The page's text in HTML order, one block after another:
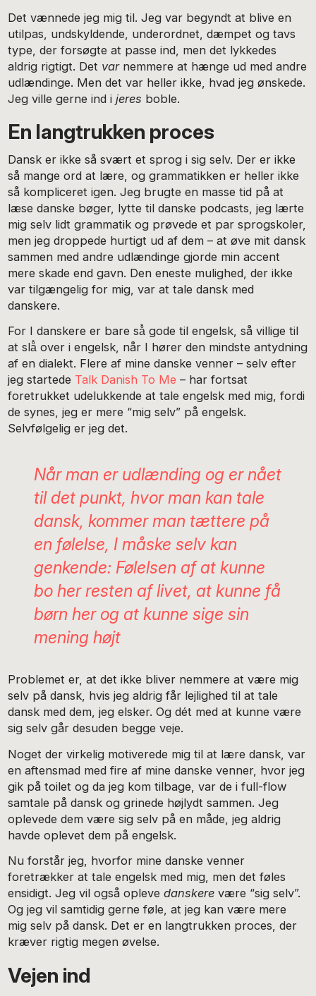
Det vænnede jeg mig til. Jeg var begyndt at blive en
utilpas, undskyldende, underordnet, dæmpet og tavs
type, der forsøgte at passe ind, men det lykkedes
aldrig rigtigt. Det var nemmere at hænge ud med andre
udlændinge. Men det var heller ikke, hvad jeg ønskede.
Jeg ville gerne ind ijeres boble.
En langtrukken proces
Dansk er ikke så svært et sprog i sig selv. Der er ikke
så mange ord at lære, og grammatikken er heller ikke
så kompliceret igen. Jeg brugte en masse tid på at
læse danske bøger, lytte til danske podcasts, jeg lærte
mig selv lidt grammatik og prøvede et par sprogskoler,
men jeg droppede hurtigt ud af dem – at øve mit dansk
sammen med andre udlændinge gjorde min accent
mere skade end gavn. Den eneste mulighed, der ikke
var tilgængelig for mig, var at tale dansk med
danskere.
For I danskere er bare så̊ gode til engelsk, så villige til
at slå̊ over i engelsk, når I hører den mindste antydning
af en dialekt. Flere af mine danske venner – selv efter
jeg startede Talk Danish To Me – har fortsat
foretrukket udelukkende at tale engelsk med mig, fordi
de synes, jeg er mere “mig selv” på engelsk.
Selvfølgelig er jeg det.
Når man er udlænding og er nået
til det punkt, hvor man kan tale
dansk, kommer man tættere på
en følelse, I måske selv kan
genkende: Følelsen af at kunne
bo her resten af livet, at kunne få
børn her og at kunne sige sin
mening højt
Problemet er, at det ikke bliver nemmere at være mig
selv på dansk, hvis jeg aldrig får lejlighed til at tale
dansk med dem, jeg elsker. Og dét med at kunne være
sig selv går desuden begge veje.
Noget der virkelig motiverede mig til at lære dansk, var
en aftensmad med fire af mine danske venner, hvor jeg
gik på toilet og da jeg kom tilbage, var de i full-flow
samtale på dansk og grinede højlydt sammen. Jeg
oplevede dem være sig selv på en måde, jeg aldrig
havde oplevet dem på engelsk.
Nu forstår jeg, hvorfor mine danske venner
foretrækker at tale engelsk med mig, men det føles
ensidigt. Jeg vil også oplevedanskere være “sig selv”.
Og jeg vil samtidig gerne føle, at jeg kan være mere
mig selv på dansk. Det er en langtrukken proces, der
kræver rigtig megen øvelse.
Vejen ind